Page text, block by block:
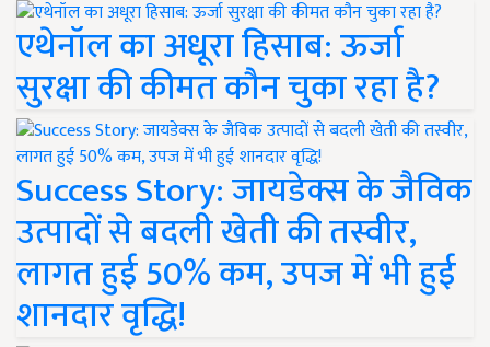
एथेनॉल का अधूरा हिसाब: ऊर्जा
सुरक्षा की कीमत कौन चुका रहा है?
Success Story: जायडेक्स के जैविक
उत्पादों से बदली खेती की तस्वीर,
लागत हुई 50% कम, उपज में भी हुई
शानदार वृद्धि!